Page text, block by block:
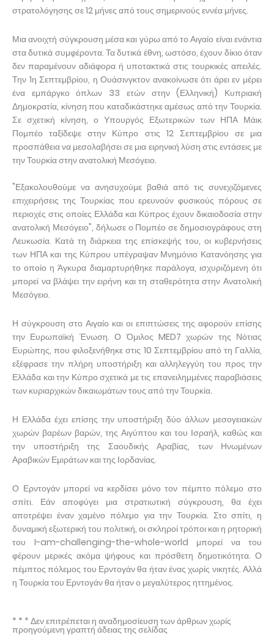
στρατολόγησης σε 12 μήνες από τους σημερινούς εννέα μήνες.
Μια ανοιχτή σύγκρουση μέσα και γύρω από το Αιγαίο είναι ενάντια
στα δυτικά συμφέροντα. Τα δυτικά έθνη, ωστόσο, έχουν δίκιο όταν
δεν παραμένουν αδιάφορα ή υποτακτικά στις τουρκικές απειλές.
Την 1η Σεπτεμβρίου, η Ουάσινγκτον ανακοίνωσε ότι άρει εν μέρει
ένα εμπάργκο όπλων 33 ετών στην (Ελληνική) Κυπριακή
Δημοκρατία, κίνηση που καταδικάστηκε αμέσως από την Τουρκία.
Σε σχετική κίνηση, ο Υπουργός Εξωτερικών των ΗΠΑ Μάικ
Πομπέο ταξίδεψε στην Κύπρο στις 12 Σεπτεμβρίου σε μια
προσπάθεια να μεσολαβήσει σε μια ειρηνική λύση στις εντάσεις με
την Τουρκία στην ανατολική Μεσόγειο.
"Εξακολουθούμε να ανησυχούμε βαθιά από τις συνεχιζόμενες
επιχειρήσεις της Τουρκίας που ερευνούν φυσικούς πόρους σε
περιοχές στις οποίες Ελλάδα και Κύπρος έχουν δικαιοδοσία στην
ανατολική Μεσόγειο", δήλωσε ο Πομπέο σε δημοσιογράφους στη
Λευκωσία. Κατά τη διάρκεια της επίσκεψής του, οι κυβερνήσεις
των ΗΠΑ και της Κύπρου υπέγραψαν Μνημόνιο Κατανόησης για
το οποίο η Άγκυρα διαμαρτυρήθηκε παράλογα, ισχυριζόμενη ότι
μπορεί να βλάψει την ειρήνη και τη σταθερότητα στην Ανατολική
Μεσόγειο.
Η σύγκρουση στο Αιγαίο και οι επιπτώσεις της αφορούν επίσης
την Ευρωπαϊκή Ένωση. Ο Όμιλος MED7 χωρών της Νότιας
Ευρώπης, που φιλοξενήθηκε στις 10 Σεπτεμβρίου από τη Γαλλία,
εξέφρασε την πλήρη υποστήριξη και αλληλεγγύη του προς την
Ελλάδα και την Κύπρο σχετικά με τις επανειλημμένες παραβιάσεις
των κυριαρχικών δικαιωμάτων τους από την Τουρκία.
Η Ελλάδα έχει επίσης την υποστήριξη δύο άλλων μεσογειακών
χωρών βαρέων βαρών, της Αιγύπτου και του Ισραήλ, καθώς και
την υποστήριξη της Σαουδικής Αραβίας, των Ηνωμένων
Αραβικών Εμιράτων και της Ιορδανίας.
Ο Ερντογάν μπορεί να κερδίσει μόνο τον πέμπτο πόλεμο στο
σπίτι. Εάν αποφύγει μια στρατιωτική σύγκρουση, θα έχει
αποτρέψει έναν χαμένο πόλεμο για την Τουρκία. Στο σπίτι, η
δυναμική εξωτερική του πολιτική, οι σκληροί τρόποι και η ρητορική
του I-am-challenging-the-whole-world μπορεί να του
φέρουν μερικές ακόμα ψήφους και πρόσθετη δημοτικότητα. Ο
πέμπτος πόλεμος του Ερντογάν θα ήταν ένας χωρίς νικητές. Αλλά
η Τουρκία του Ερντογάν θα ήταν ο μεγαλύτερος ηττημένος.
* * * Δεν επιτρέπεται η αναδημοσίευση των άρθρων χωρίς
προηγούμενη γραπτή άδειας της σελίδας